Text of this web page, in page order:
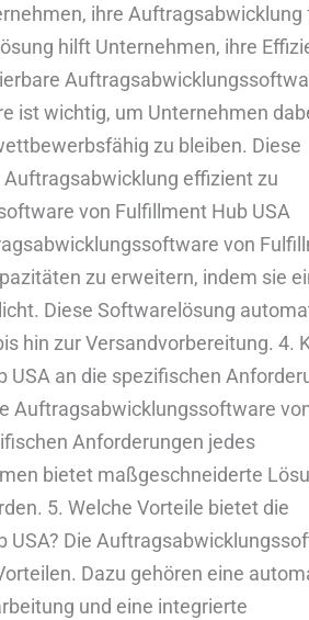
ihre Auftragsabwicklung
hilft Unternehmen, ihre
ist wichtig, um Unternehmen
zu bleiben. Diese
effizient zu
von Fulfillment Hub USA
von
zu erweitern, indem sie
Diese Softwarelösung
hin zur Versandvorbereitung. 4.
an die spezifischen
Auftragsabwicklungssoftware
Anforderungen jedes
bietet maßgeschneiderte
5. Welche Vorteile bietet die
Die
Dazu gehören eine
und eine integrierte